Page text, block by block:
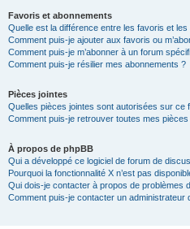
Favoris et abonnements
Quelle est la différence entre les favoris et
Comment puis-je ajouter aux favoris ou
Comment puis-je m’abonner à un forum
Comment puis-je résilier mes abonnements ?
Pièces jointes
Quelles pièces jointes sont autorisées sur ce
Comment puis-je retrouver toutes mes pièces
À propos de phpBB
Qui a développé ce logiciel de forum de
Pourquoi la fonctionnalité X n’est pas
Qui dois-je contacter à propos de problèmes
Comment puis-je contacter un administrateur